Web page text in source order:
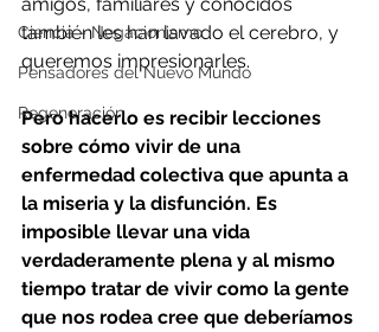
Ciencia - Negacionismo
Pensadores del Nuevo Mundo
Regeneración
también les han lavado el cerebro, y
queremos impresionarles.
Pero hacerlo es recibir lecciones
sobre cómo vivir de una
enfermedad colectiva que apunta a
la miseria y la disfunción. Es
imposible llevar una vida
verdaderamente plena y al mismo
tiempo tratar de vivir como la gente
que nos rodea cree que deberíamos